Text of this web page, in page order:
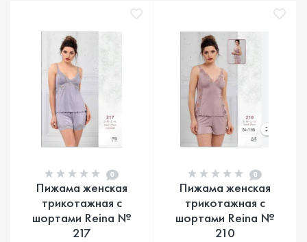
0
Пижама женская
трикотажная с
шортами Reina №
217
0
Пижама женская
трикотажная с
шортами Reina №
210